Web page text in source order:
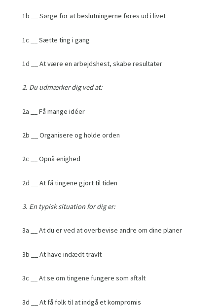
1b __ Sørge for at beslutningerne føres ud i livet
1c __ Sætte ting i gang
1d __ At være en arbejdshest, skabe resultater
2. Du udmærker dig ved at:
2a __ Få mange idéer
2b __ Organisere og holde orden
2c __ Opnå enighed
2d __ At få tingene gjort til tiden
3. En typisk situation for dig er:
3a __ At du er ved at overbevise andre om dine planer
3b __ At have indædt travlt
3c __ At se om tingene fungere som aftalt
3d __ At få folk til at indgå et kompromis